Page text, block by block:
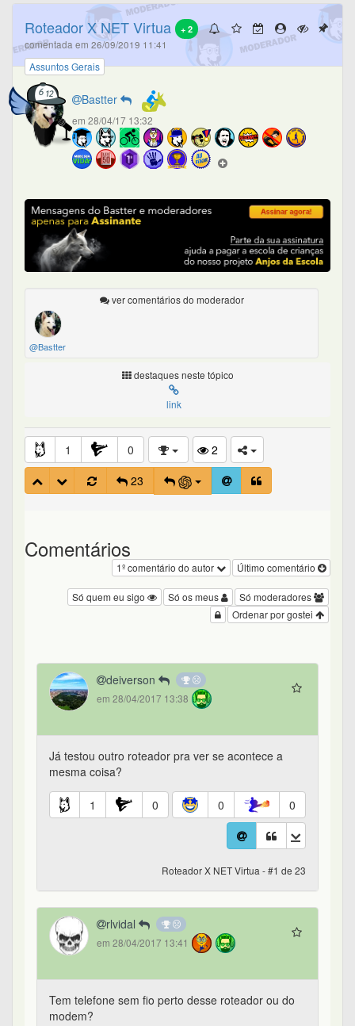
+ 2
Roteador X NET Virtua
comentada em 26/09/2019 11:41
Assuntos Gerais
Bastter
em 28/04/17 13:32
ver comentários do moderador
@Bastter
destaques neste tópico
link
1 0
2
23
Comentários
Último comentário
1º comentário do autor
Só moderadores
Só os meus
Só quem eu sigo
Ordenar por gostei
deiverson
em 28/04/2017 13:38
Já testou outro roteador pra ver se acontece a
mesma coisa?
1 0 0 0
Roteador X NET Virtua - #1 de 23
rlvidal
em 28/04/2017 13:41
Tem telefone sem fio perto desse roteador ou do
modem?